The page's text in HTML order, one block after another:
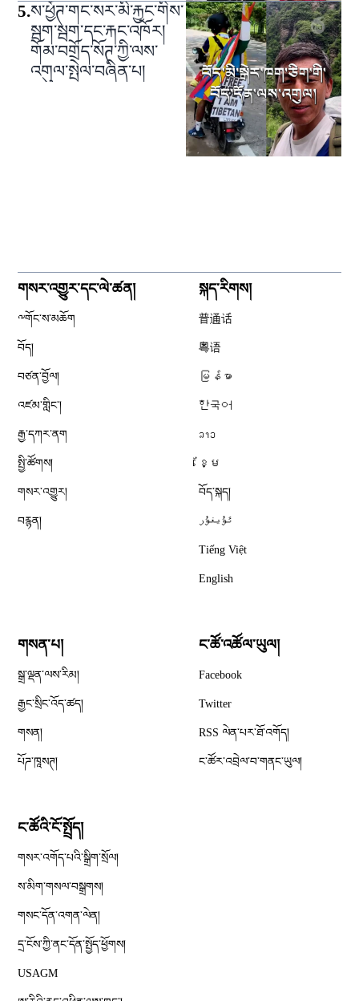
5.ས་ཕྱོཊ་གང་སར་མི་རྐྱང་གིས་
སྦག་སྦག་དང་རྐང་འཁོར།
གོམ་བགྲོད་སོཊ་ཀྱི་ལས་
འགུལ་སྤེལ་བཞིན་པ།
གསར་འགྱུར་དང་ལེ་ཚན།
༸གོང་ས་མཆོག
བོད།
བཙན་བྱོལ།
འཛམ་གླིང༌།
རྒྱ་དཀར་ནག
སྤྱི་ཚོགས།
གསར་འགྱུར།
བརྙན།
སྐད་རིགས།
普通话
粤语
မြန်မာ
한국어
ລາວ
ខ្មែ
བོད་སྐད།
ئۇيغۇر
Tiếng Việt
English
གསན་པ།
སྒྲ་ལྡན་ལས་རིམ།
རྒྱང་སྲིང་འོད་ཚད།
གསན།
པོཌ་ཁཱསཊ།
ང་ཚོ་འཚོལ་ཡུལ།
Facebook
Twitter
RSS ལེན་པར་ཐོ་འགོད།
ང་ཚོར་འབྲེལ་བ་གནང་ཡུལ།
ང་ཚོའི་ངོ་སྤྲོད།
གསར་འགོད་པའི་སྒྲིག་སྲོལ།
ས་མིག་གསལ་བསྒྲགས།
གསང་དོན་འགན་ལེན།
དྲ་ངོས་ཀྱི་ནང་དོན་སྤྱོད་ཕྱོགས།
USAGM